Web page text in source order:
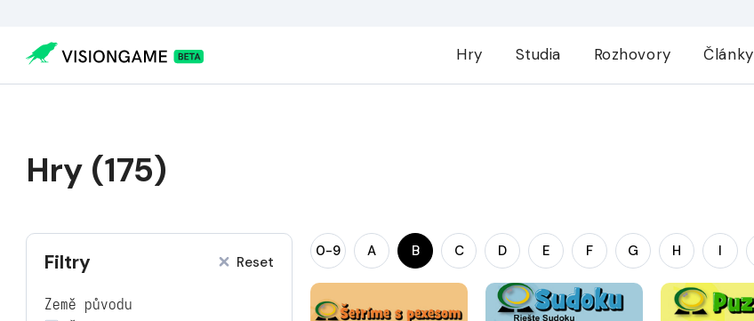
Hry Studia Rozhovory Články
Hry (175)
Filtry Reset
Země původu
0-9 A B C D E F G H I